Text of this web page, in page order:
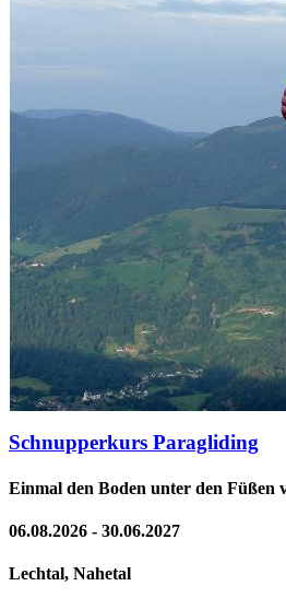
Schnupperkurs Paragliding
Einmal den Boden unter den Füßen
06.08.2026 - 30.06.2027
Lechtal, Nahetal